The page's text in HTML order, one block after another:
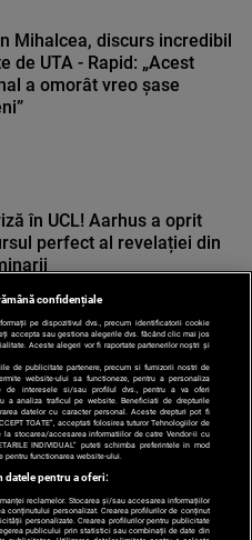
Mihalcea, discurs incredibil
de UTA - Rapid: „Acest
a omorât vreo șase
în UCL! Aarhus a oprit
perfect al revelației din
confidențiale
pe dispozitivul dvs., precum identificatorii cookie
accepta sau gestiona alegerile dvs. făcând clic mai jos
Aceste alegeri vor fi raportate partenerilor noștri și
de publicitate partenere, precum si furnizorii nostri de
website-ului sa functioneze, pentru a personaliza
de interesele si/sau profilul dvs., pentru a va oferi
a analiza traficul pe website. Beneficiati de drepturile
datelor cu caracter personal. Aceste drepturi pot fi
TOATE”, acceptati folosirea tuturor Tehnologiilor de
stocarea/accesarea informatiilor de catre Vendor-ii cu
INDIVIDUAL” puteti schimba preferintele in mod
functionarea website-ului.
datele pentru a oferi:
reclamelor. Stocarea și/sau accesarea informațiilor
conținutului personalizat. Crearea profilurilor de conținut
personalizate. Crearea profilurilor pentru publicitate
publicului prin statistici sau combinații de date din